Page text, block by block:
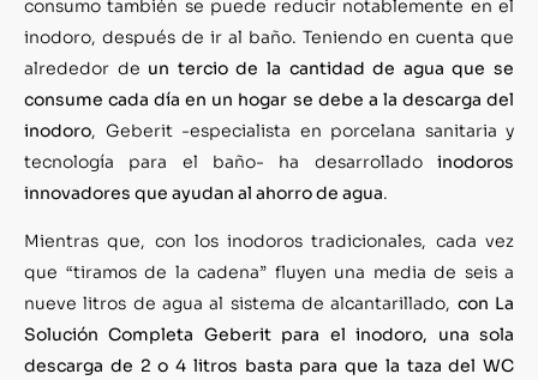
consumo también se puede reducir notablemente en el
inodoro, después de ir al baño. Teniendo en cuenta que
alrededor de un tercio de la cantidad de agua que se
consume cada día en un hogar se debe a la descarga del
inodoro, Geberit -especialista en porcelana sanitaria y
tecnología para el baño- ha desarrollado inodoros
innovadores que ayudan al ahorro de agua.
Mientras que, con los inodoros tradicionales, cada vez
que “tiramos de la cadena” fluyen una media de seis a
nueve litros de agua al sistema de alcantarillado, con La
Solución Completa Geberit para el inodoro, una sola
descarga de 2 o 4 litros basta para que la taza del WC